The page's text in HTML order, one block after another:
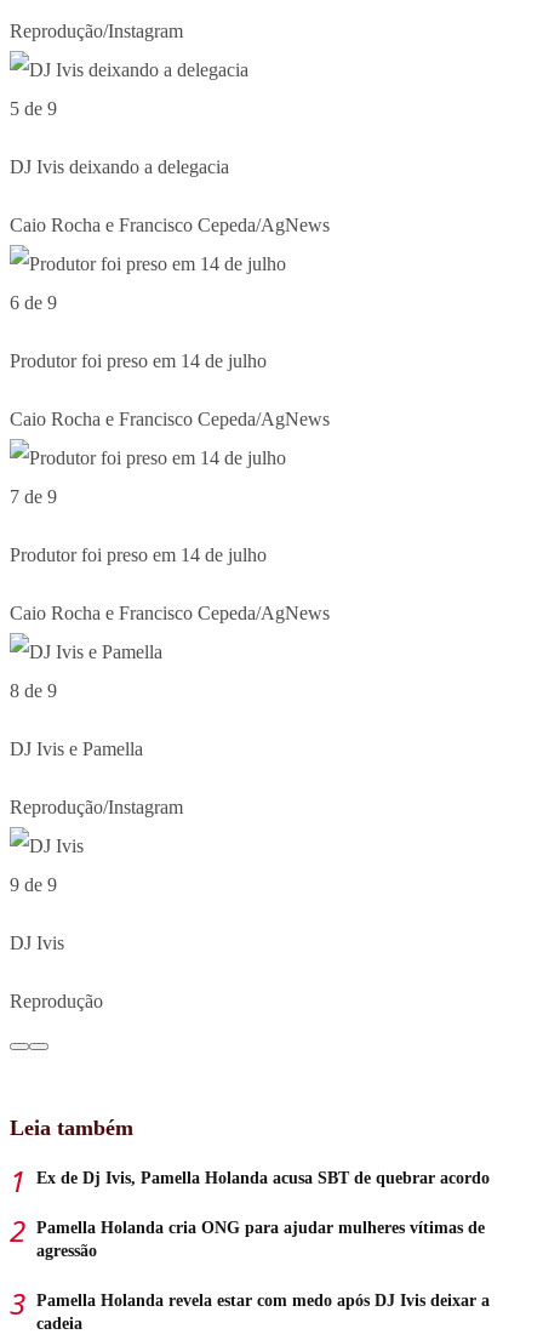
Reprodução/Instagram
5 de 9
DJ Ivis deixando a delegacia
Caio Rocha e Francisco Cepeda/AgNews
6 de 9
Produtor foi preso em 14 de julho
Caio Rocha e Francisco Cepeda/AgNews
7 de 9
Produtor foi preso em 14 de julho
Caio Rocha e Francisco Cepeda/AgNews
8 de 9
DJ Ivis e Pamella
Reprodução/Instagram
9 de 9
DJ Ivis
Reprodução
Leia também
Ex de Dj Ivis, Pamella Holanda acusa SBT de quebrar acordo
Pamella Holanda cria ONG para ajudar mulheres vítimas de
agressão
Pamella Holanda revela estar com medo após DJ Ivis deixar a
cadeia